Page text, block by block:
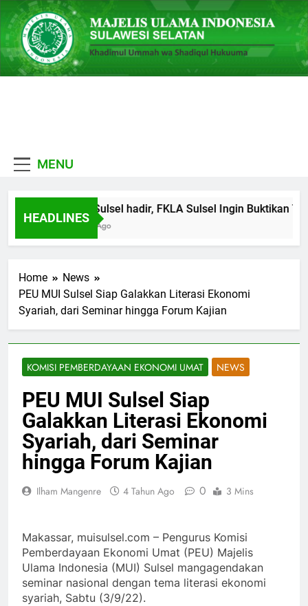
Skip
to
content
MENU
HEADLINES
MUI Sulsel hadir, FKLA Sulsel Ingin Buktikan
6 Hari Ago
Home
News
PEU MUI Sulsel Siap Galakkan Literasi Ekonomi
Syariah, dari Seminar hingga Forum Kajian
KOMISI PEMBERDAYAAN EKONOMI UMAT NEWS
PEU MUI Sulsel Siap
Galakkan Literasi Ekonomi
Syariah, dari Seminar
hingga Forum Kajian
Ilham Mangenre 4 Tahun Ago 0 3 Mins
Makassar, muisulsel.com – Pengurus Komisi
Pemberdayaan Ekonomi Umat (PEU) Majelis
Ulama Indonesia (MUI) Sulsel mangagendakan
seminar nasional dengan tema literasi ekonomi
syariah, Sabtu (3/9/22).